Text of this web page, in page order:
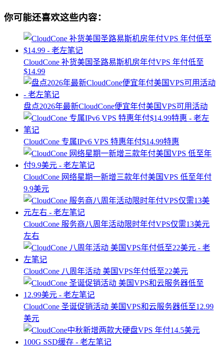
你可能还喜欢这些内容：
CloudCone 补货美国圣路易斯机房年付VPS 年付低至
$14.99
盘点2026年最新CloudCone便宜年付美国VPS可用活动
CloudCone 专属IPv6 VPS 特惠年付$14.99特惠
CloudCone 网络星期一新增三款年付美国VPS 低至年付
9.9美元
CloudCone 服务商八周年活动限时年付VPS仅需13美元
左右
CloudCone 八周年活动 美国VPS年付低至22美元
CloudCone 圣诞促销活动 美国VPS和云服务器低至12.99
美元